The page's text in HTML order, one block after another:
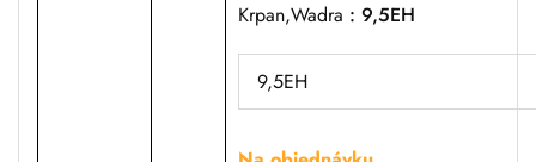
Krpan,wadra 9,5EH